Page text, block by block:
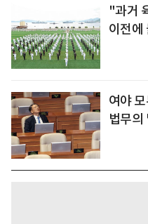
"과거
이전에
여야
법무의